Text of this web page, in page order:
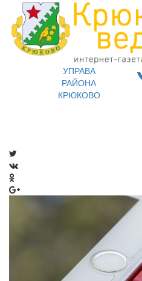
УПРАВА
РАЙОНА
КРЮКОВО